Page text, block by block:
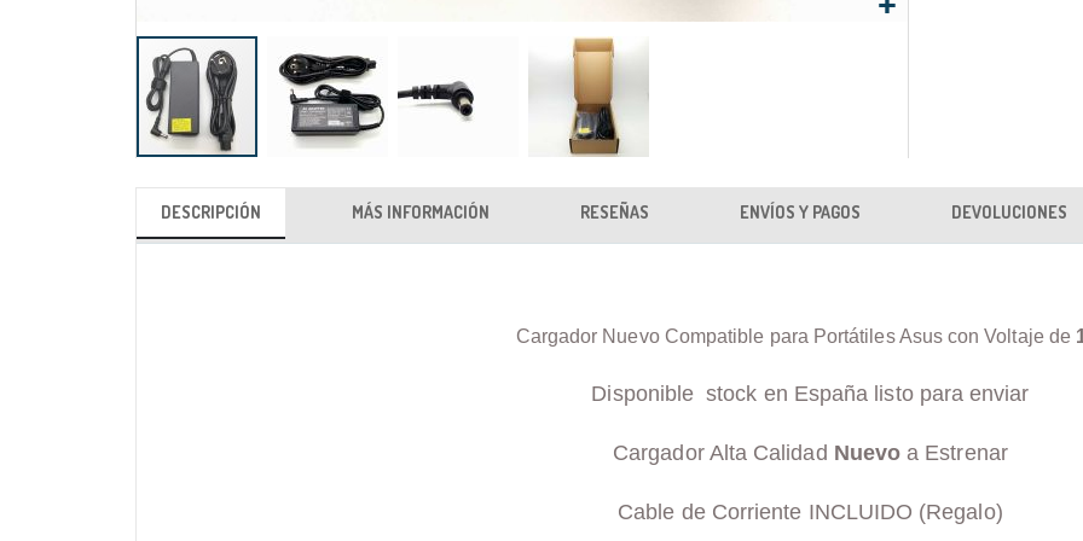
DESCRIPCIÓN
Cargador Nuevo Compatible para Portátiles Asus con Voltaje de
Disponible stock en España listo para enviar
Cargador Alta Calidad Nuevo a Estrenar
Cable de Corriente INCLUIDO (Regalo)
MÁS INFORMACIÓN RESEÑAS ENVÍOS Y PAGOS DEVOLUCIONES